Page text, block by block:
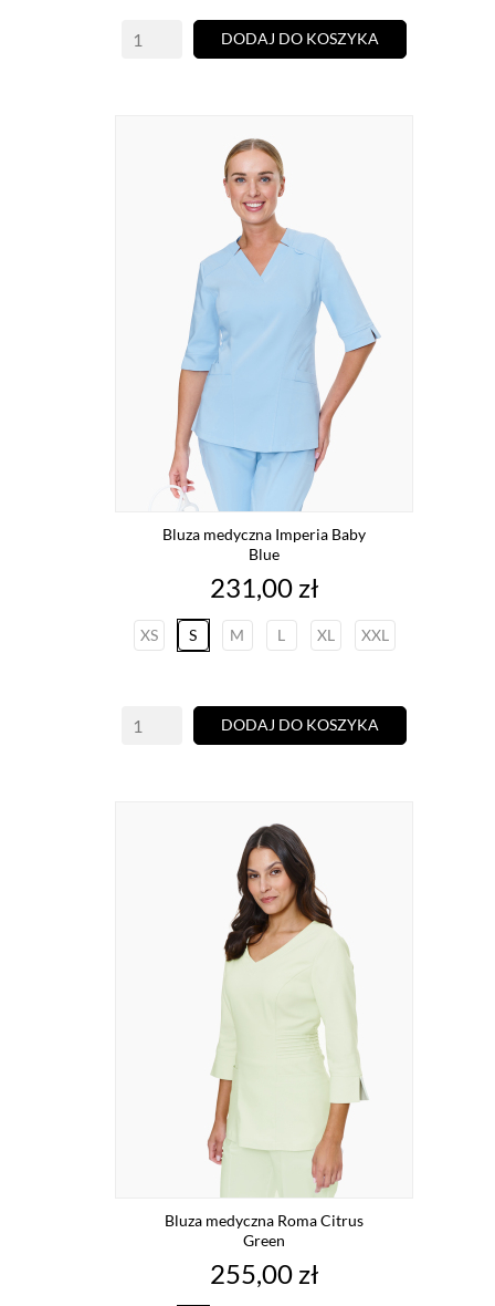
DODAJ DO KOSZYKA
Bluza medyczna Imperia Baby
Blue
Cena
231,00 zł
XS S M L XL XXL
DODAJ DO KOSZYKA
Bluza medyczna Roma Citrus
Green
Cena
255,00 zł